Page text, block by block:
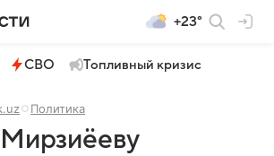
+23°
СВО Топливный кризис
Политика